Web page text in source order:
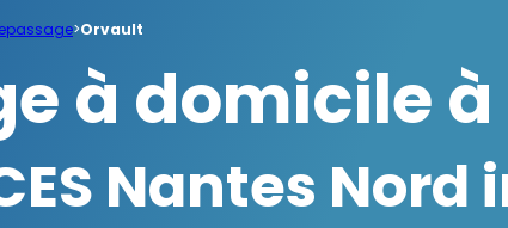
>Orvault
à domicile
Nantes